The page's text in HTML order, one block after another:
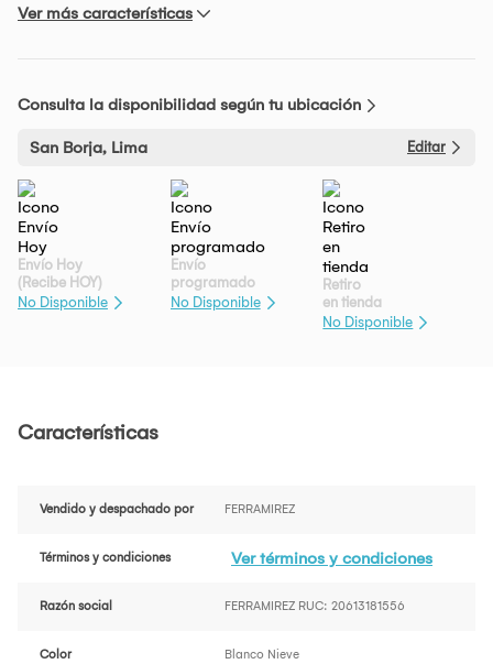
Ver más características
Consulta la disponibilidad según tu ubicación
San Borja, Lima Editar
Envío Hoy
(Recibe HOY)
No Disponible
Envío
programado
No Disponible
Retiro
en tienda
No Disponible
Características
Vendido y despachado por FERRAMIREZ
Términos y condiciones Ver términos y condiciones
Razón social FERRAMIREZ RUC: 20613181556
Color Blanco Nieve